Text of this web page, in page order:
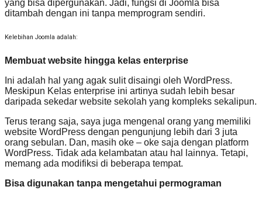
yang bisa dipergunakan. Jadi, fungsi di Joomla bisa
ditambah dengan ini tanpa memprogram sendiri.
Kelebihan Joomla adalah:
Membuat website hingga kelas enterprise
Ini adalah hal yang agak sulit disaingi oleh WordPress.
Meskipun Kelas enterprise ini artinya sudah lebih besar
daripada sekedar website sekolah yang kompleks sekalipun.
Terus terang saja, saya juga mengenal orang yang memiliki
website WordPress dengan pengunjung lebih dari 3 juta
orang sebulan. Dan, masih oke – oke saja dengan platform
WordPress. Tidak ada kelambatan atau hal lainnya. Tetapi,
memang ada modifiksi di beberapa tempat.
Bisa digunakan tanpa mengetahui permograman